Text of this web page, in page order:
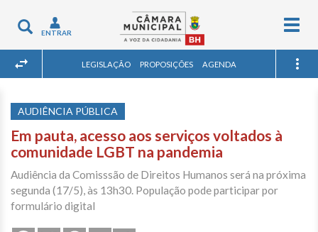
Toggle
navigation
ENTRAR
LEGISLAÇÃO PROPOSIÇÕES AGENDA
AUDIÊNCIA PÚBLICA
Em pauta, acesso aos serviços voltados à
comunidade LGBT na pandemia
Audiência da Comisssão de Direitos Humanos será na próxima
segunda (17/5), às 13h30. População pode participar por
formulário digital